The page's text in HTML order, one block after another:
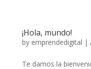
¡Hola, mundo!
by emprendedigital |
Te damos la